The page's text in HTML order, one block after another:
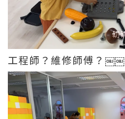
工程師？維修師傅？￼￼